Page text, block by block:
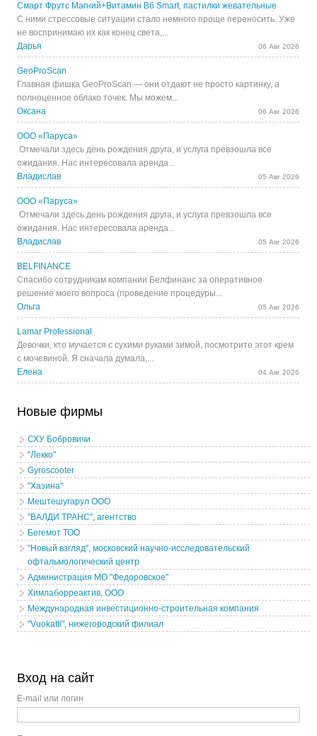
Смарт Фрутс Магний+Витамин В6 Smart, пастилки жевательные
С ними стрессовые ситуации стало немного проще переносить. Уже
не воспринимаю их как конец света,...
Дарья
06 Авг 2026
GeoProScan
Главная фишка GeoProScan — они отдают не просто картинку, а
полноценное облако точек. Мы можем...
Оксана
06 Авг 2026
ООО «Паруса»
Отмечали здесь день рождения друга, и услуга превзошла все
ожидания. Нас интересовала аренда...
Владислав
05 Авг 2026
ООО «Паруса»
Отмечали здесь день рождения друга, и услуга превзошла все
ожидания. Нас интересовала аренда...
Владислав
05 Авг 2026
BELFINANCE
Спасибо сотрудникам компании Белфинанс за оперативное
решение моего вопроса (проведение процедуры...
Ольга
05 Авг 2026
Lamar Professional
Девочки, кто мучается с сухими руками зимой, посмотрите этот крем
с мочевиной. Я сначала думала,...
Елена
04 Авг 2026
Новые фирмы
СХУ Бобровичи
"Лекко"
Gyroscooter
"Хазина"
Мештешугарул ООО
"ВАЛДИ ТРАНС", агентство
Бегемот ТОО
"Новый взгляд", московский научно-исследовательский
офтальмологический центр
Администрация МО "Федоровское"
Химлаборреактив, ООО
Международная инвестиционно-строительная компания
"Vuokatti", нижегородский филиал
Вход на сайт
E-mail или логин